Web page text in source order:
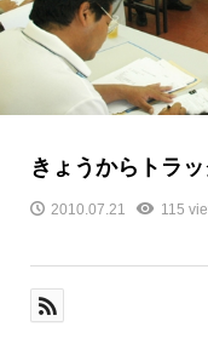
きょうからトラ
2010.07.21 115